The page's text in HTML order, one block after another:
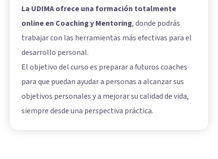
La UDIMA ofrece una formación totalmente
online en Coaching y Mentoring, donde podrás
trabajar con las herramientas más efectivas para el
desarrollo personal.
El objetivo del curso es preparar a futuros coaches
para que puedan ayudar a personas a alcanzar sus
objetivos personales y a mejorar su calidad de vida,
siempre desde una perspectiva práctica.